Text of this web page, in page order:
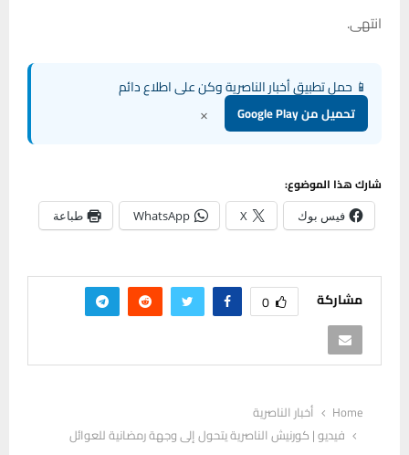
انتهى.
📱 حمل تطبيق أخبار الناصرية وكن على اطلاع دائم
تحميل من Google Play ×
شارك هذا الموضوع:
فيس بوك X
WhatsApp طباعة
مشاركة 0
Home
أخبار الناصرية
فيديو | كورنيش الناصرية يتحول إلى وجهة رمضانية للعوائل